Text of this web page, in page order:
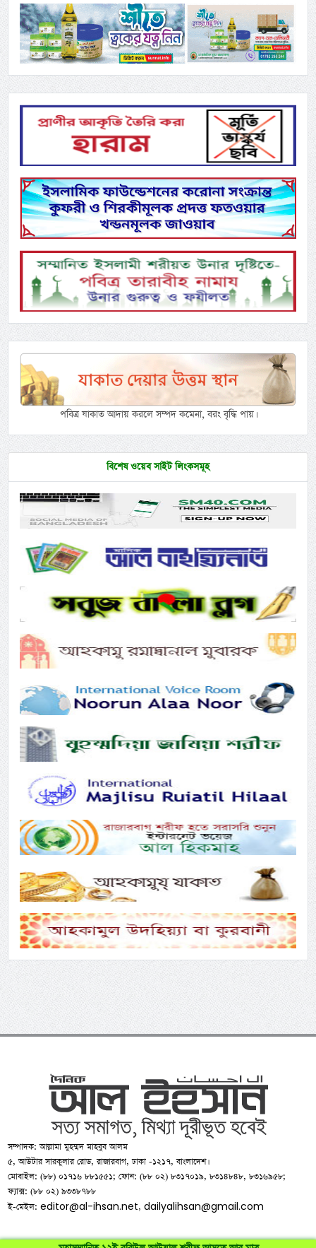
পবিত্র যাকাত আদায় করলে সম্পদ কমেনা, বরং বৃদ্ধি পায়।
বিশেষ ওয়েব সাইট লিংকসমূহ
সম্পাদক: আল্লামা মুহম্মদ মাহবুব আলম
৫, আউটার সারকুলার রোড, রাজারবাগ, ঢাকা -১২১৭, বাংলাদেশ।
মোবাইল: (৮৮) ০১৭১৬ ৮৮১৫৫১; ফোন: (৮৮ ০২) ৮৩১৭০১৯, ৮৩১৪৮৪৮, ৮৩১৬৯৫৮;
ফ্যাক্স: (৮৮ ০২) ৯৩৩৮৭৮৮
ই-মেইল:editor@al-ihsan.net,dailyalihsan@gmail.com